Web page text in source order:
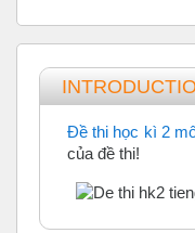
Tổng quan các
Đề thi học kì 2
của đề thi!